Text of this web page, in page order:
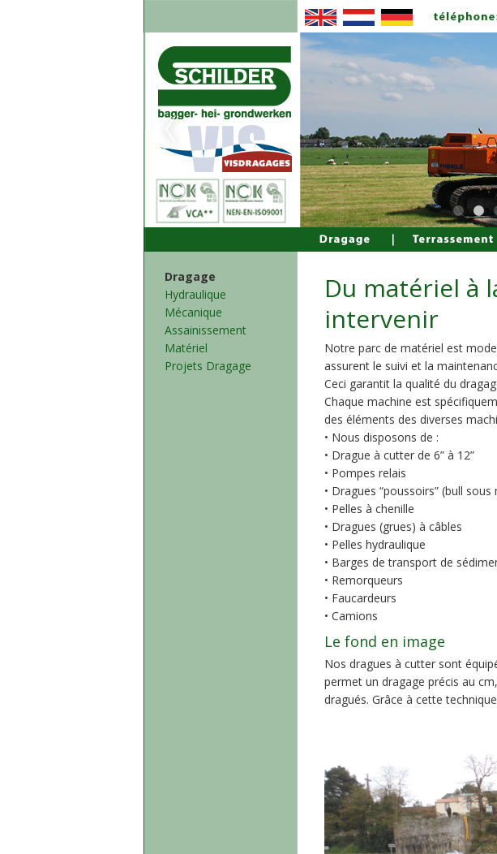
Dragage
Hydraulique
Mécanique
Assainissement
Matériel
Projets Dragage
Du matériel à
intervenir
Notre parc de matériel est
assurent le suivi et la
Ceci garantit la qualité du
Chaque machine est
des éléments des diverses
• Nous disposons de :
• Drague à cutter de 6” à 12”
• Pompes relais
• Dragues “poussoirs” (bull
• Pelles à chenille
• Dragues (grues) à câbles
• Pelles hydraulique
• Barges de transport de
• Remorqueurs
• Faucardeurs
• Camions
Le fond en image
Nos dragues à cutter sont
permet un dragage précis au
dragués. Grâce à cette